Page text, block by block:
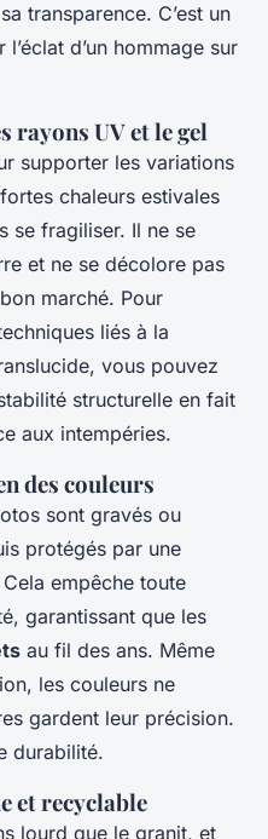
transparence. C’est un
d’un hommage sur
rayons UV et le gel
supporter les variations
chaleurs estivales
se fragiliser. Il ne se
et ne se décolore pas
marché. Pour
liés à la
vous pouvez
structurelle en fait
aux intempéries.
des couleurs
sont gravés ou
protégés par une
empêche toute
garantissant que les
au fil des ans. Même
les couleurs ne
gardent leur précision.
durabilité.
et recyclable
lourd que le granit, et